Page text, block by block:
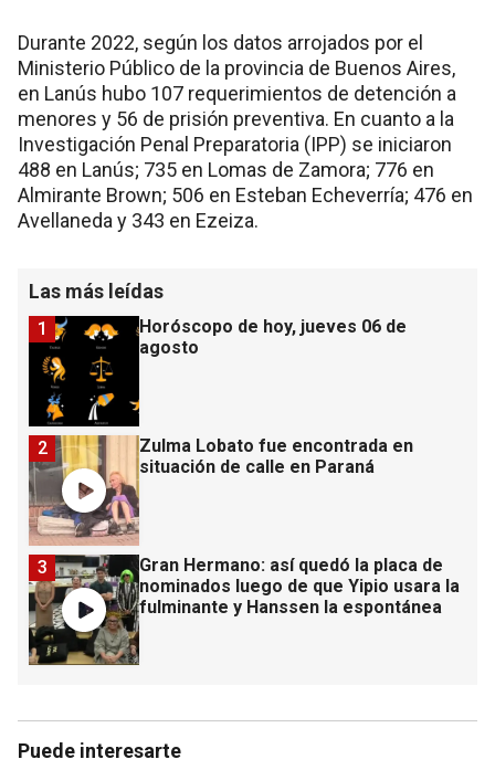
Durante 2022, según los datos arrojados por el
Ministerio Público de la provincia de Buenos Aires,
en Lanús hubo 107 requerimientos de detención a
menores y 56 de prisión preventiva. En cuanto a la
Investigación Penal Preparatoria (IPP) se iniciaron
488 en Lanús; 735 en Lomas de Zamora; 776 en
Almirante Brown; 506 en Esteban Echeverría; 476 en
Avellaneda y 343 en Ezeiza.
Las más leídas
Horóscopo de hoy, jueves 06 de
agosto
1
Zulma Lobato fue encontrada en
situación de calle en Paraná
2
Gran Hermano: así quedó la placa de
nominados luego de que Yipio usara la
fulminante y Hanssen la espontánea
3
Puede interesarte